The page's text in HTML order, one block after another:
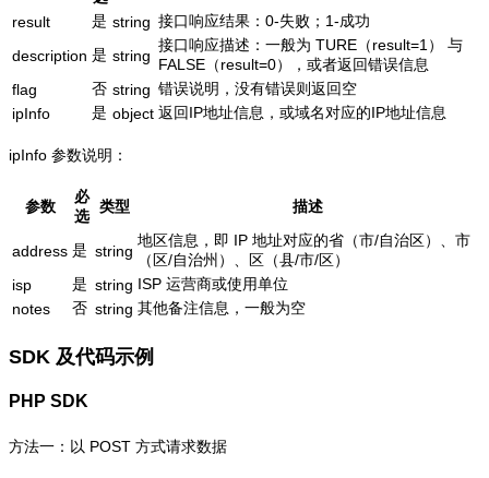
result
是 string 接口响应结果：0-失败；1-成功
description 是 string
接口响应描述：一般为 TURE（result=1） 与
FALSE（result=0），或者返回错误信息
flag
否 string 错误说明，没有错误则返回空
ipInfo
是 object 返回IP地址信息，或域名对应的IP地址信息
ipInfo 参数说明：
参数
必
选
类型 描述
address 是 string
地区信息，即 IP 地址对应的省（市/自治区）、市
（区/自治州）、区（县/市/区）
isp
是 string ISP 运营商或使用单位
notes
否 string 其他备注信息，一般为空
SDK 及代码示例
PHP SDK
方法一：以 POST 方式请求数据